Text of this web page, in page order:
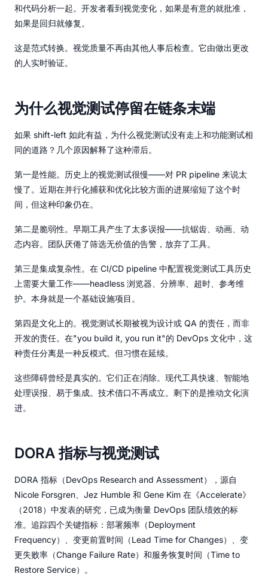
和代码分析一起。开发者看到视觉变化，如果是有意的就批准，
如果是回归就修复。
这是范式转换。视觉质量不再由其他人事后检查。它由做出更改
的人实时验证。
为什么视觉测试停留在链条末端
如果 shift-left 如此有益，为什么视觉测试没有走上和功能测试相
同的道路？几个原因解释了这种滞后。
第一是性能。历史上的视觉测试很慢——对 PR pipeline 来说太
慢了。近期在并行化捕获和优化比较方面的进展缩短了这个时
间，但这种印象仍在。
第二是脆弱性。早期工具产生了太多误报——抗锯齿、动画、动
态内容。团队厌倦了筛选无价值的告警，放弃了工具。
第三是集成复杂性。在 CI/CD pipeline 中配置视觉测试工具历史
上需要大量工作——headless 浏览器、分辨率、超时、参考维
护。本身就是一个基础设施项目。
第四是文化上的。视觉测试长期被视为设计或 QA 的责任，而非
开发的责任。在"you build it, you run it"的 DevOps 文化中，这
种责任分离是一种反模式。但习惯在延续。
这些障碍曾经是真实的。它们正在消除。现代工具快速、智能地
处理误报、易于集成。技术借口不再成立。剩下的是推动文化演
进。
DORA 指标与视觉测试
DORA 指标（DevOps Research and Assessment），源自
Nicole Forsgren、Jez Humble 和 Gene Kim 在《Accelerate》
（2018）中发表的研究，已成为衡量 DevOps 团队绩效的标
准。追踪四个关键指标：部署频率（Deployment
Frequency）、变更前置时间（Lead Time for Changes）、变
更失败率（Change Failure Rate）和服务恢复时间（Time to
Restore Service）。